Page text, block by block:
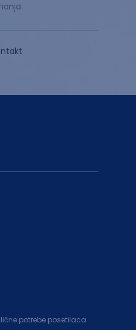
potrebe posetilaca